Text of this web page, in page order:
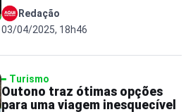
Redação
03/04/2025, 18h46
Turismo
Outono traz ótimas opções
para uma viagem inesquecível